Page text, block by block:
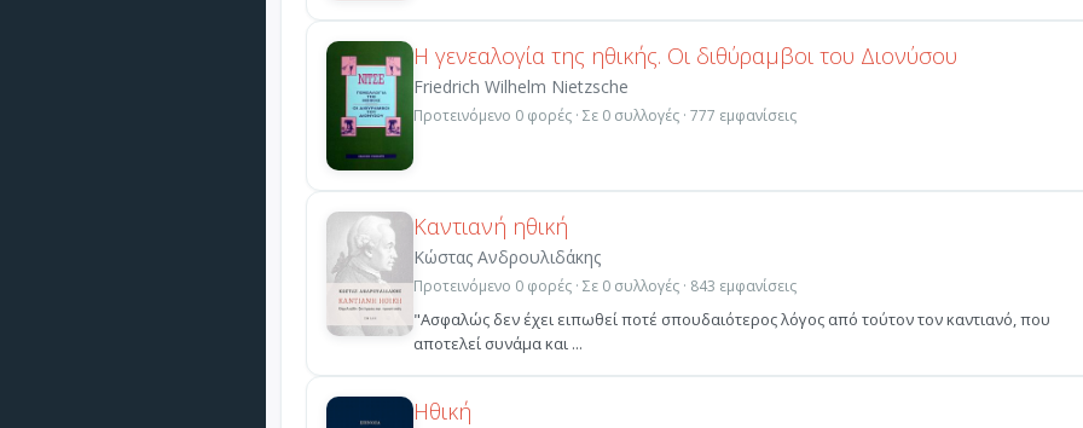
Η γενεαλογία της ηθικής. Οι διθύραμβοι του Διονύσου
Friedrich Wilhelm Nietzsche
Προτεινόμενο 0 φορές · Σε 0 συλλογές · 777 εμφανίσεις
Καντιανή ηθική
Κώστας Ανδρουλιδάκης
Προτεινόμενο 0 φορές · Σε 0 συλλογές · 843 εμφανίσεις
"Ασφαλώς δεν έχει ειπωθεί ποτέ σπουδαιότερος λόγος από τούτον τον καντιανό, που
αποτελεί συνάμα και ...
Ηθική